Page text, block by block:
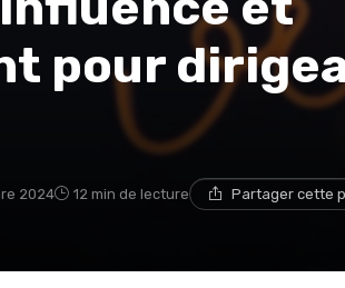
pour
2024 12 min de lecture Partager cette